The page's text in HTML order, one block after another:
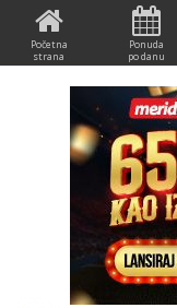
Početna
strana
Ponuda
po danu